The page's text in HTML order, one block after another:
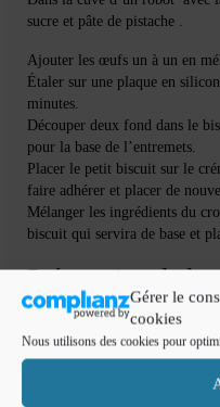
Gérer le
cookies
Nous utilisons des cookies pour
sucre et pâte de pistache .
Ajouter les œufs un à un en
Étaler sur une plaque en
minutes.
Découper deux fond dans le
pour la base de l’entremets.
Placer le petit biscuit sur le
faire adhérer et placer de
Mélanger les ingrédients du
biscuit qui servira de base et
Préparation de la
Faire ramollir la gélatine dans
Faire chauffer la moitié de la
Hors du feu ajouter la